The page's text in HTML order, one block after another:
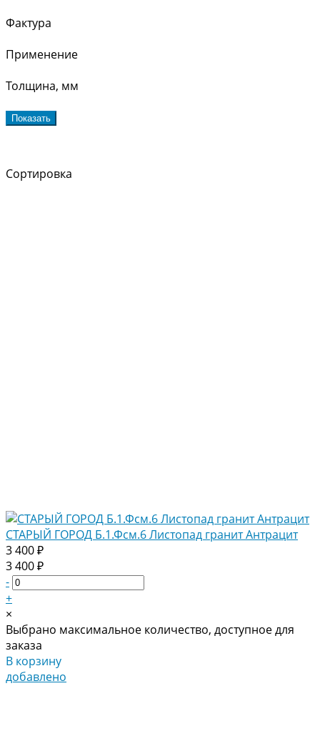
Фактура
Применение
Толщина, мм
Показать
Сортировка
СТАРЫЙ ГОРОД Б.1.Фсм.6 Листопад гранит Антрацит
3 400 ₽
3 400 ₽
-
+
×
Выбрано максимальное количество, доступное для
заказа
В корзину
добавлено